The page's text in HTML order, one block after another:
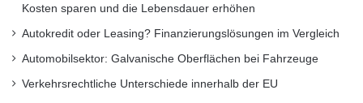
Standzeit empfiehlt sich ein Ölwechsel auch
außerhalb der Wartungsintervalle in einer
Fachwerkstatt.
Sehen und gesehen werden, hat jeder
Kosten sparen und die Lebensdauer erhöhen
Autokredit oder Leasing? Finanzierungslösungen im Vergleich
Automobilsektor: Galvanische Oberflächen bei Fahrzeuge
Verkehrsrechtliche Unterschiede innerhalb der EU